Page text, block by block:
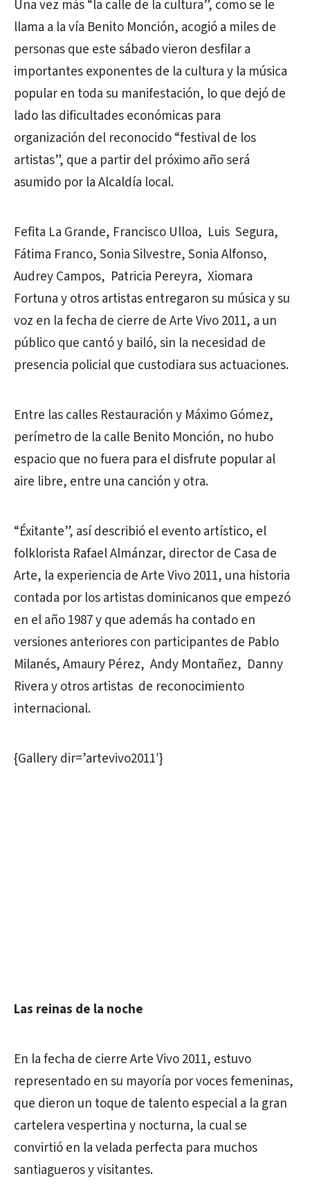
Una vez más “la calle de la cultura”, como se le
llama a la vía Benito Monción, acogió a miles de
personas que este sábado vieron desfilar a
importantes exponentes de la cultura y la música
popular en toda su manifestación, lo que dejó de
lado las dificultades económicas para
organización del reconocido “festival de los
artistas”, que a partir del próximo año será
asumido por la Alcaldía local.
Fefita La Grande, Francisco Ulloa, Luis Segura,
Fátima Franco, Sonia Silvestre, Sonia Alfonso,
Audrey Campos, Patricia Pereyra, Xiomara
Fortuna y otros artistas entregaron su música y su
voz en la fecha de cierre de Arte Vivo 2011, a un
público que cantó y bailó, sin la necesidad de
presencia policial que custodiara sus actuaciones.
Entre las calles Restauración y Máximo Gómez,
perímetro de la calle Benito Monción, no hubo
espacio que no fuera para el disfrute popular al
aire libre, entre una canción y otra.
“Éxitante”, así describió el evento artístico, el
folklorista Rafael Almánzar, director de Casa de
Arte, la experiencia de Arte Vivo 2011, una historia
contada por los artistas dominicanos que empezó
en el año 1987 y que además ha contado en
versiones anteriores con participantes de Pablo
Milanés, Amaury Pérez, Andy Montañez, Danny
Rivera y otros artistas de reconocimiento
internacional.
{Gallery dir=’artevivo2011′}
Las reinas de la noche
En la fecha de cierre Arte Vivo 2011, estuvo
representado en su mayoría por voces femeninas,
que dieron un toque de talento especial a la gran
cartelera vespertina y nocturna, la cual se
convirtió en la velada perfecta para muchos
santiagueros y visitantes.